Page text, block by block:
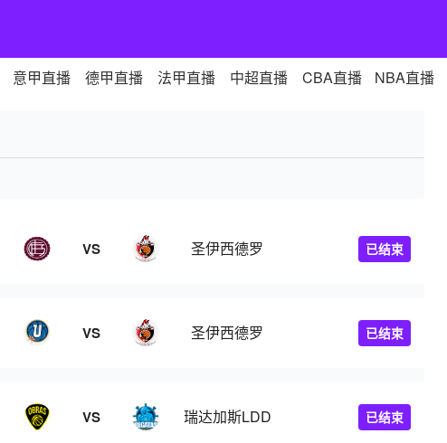
意甲直播 德甲直播 法甲直播 中超直播 CBA直播 NBA直播
VS 圣伊西德罗 已结束
VS 圣伊西德罗 已结束
VS 瑞达加斯LDD 已结束